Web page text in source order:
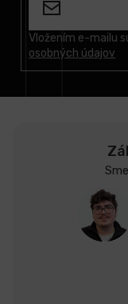
Vložením e-mailu
osobných údajov